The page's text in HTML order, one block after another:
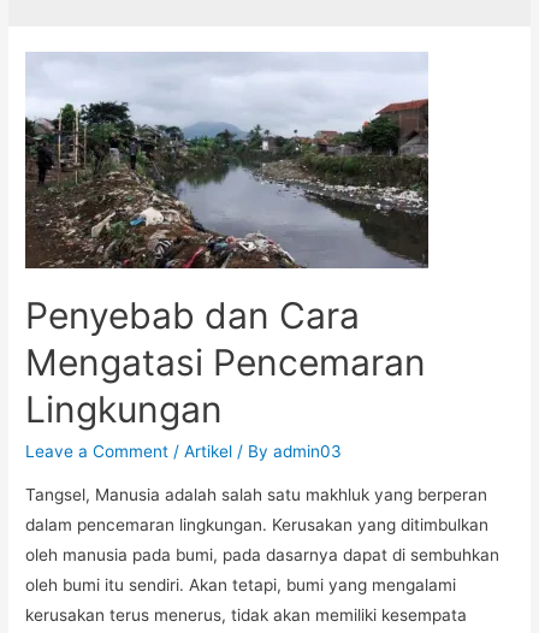
Penyebab dan Cara
Mengatasi Pencemaran
Lingkungan
Leave a Comment /Artikel / Byadmin03
Tangsel, Manusia adalah salah satu makhluk yang berperan
dalam pencemaran lingkungan. Kerusakan yang ditimbulkan
oleh manusia pada bumi, pada dasarnya dapat di sembuhkan
oleh bumi itu sendiri. Akan tetapi, bumi yang mengalami
kerusakan terus menerus, tidak akan memiliki kesempata